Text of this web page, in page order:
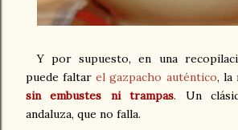
Y por supuesto, en una
puede faltarel gazpacho auténtico, la
sin embustes ni trampas. Un
andaluza, que no falla.